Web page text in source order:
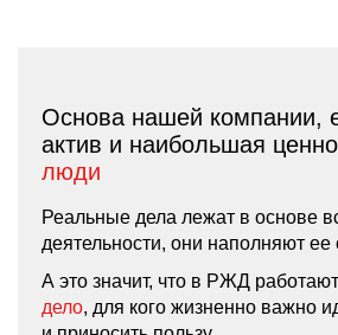
Основа нашей компании,
актив и наибольшая
люди
Реальные дела лежат в основе
деятельности, они наполняют
А это значит, что в РЖД работают
дело, для кого жизненно важно